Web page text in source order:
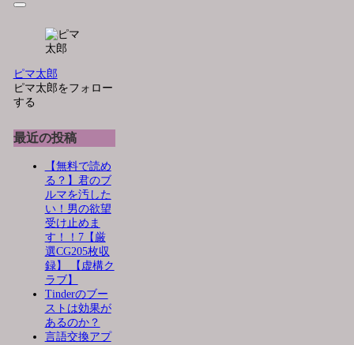
ピマ太郎
ピマ太郎をフォロー
する
最近の投稿
【無料で読め
る？】君のブ
ルマを汚した
い！男の欲望
受け止めま
す！！7【厳
選CG205枚収
録】 【虚構ク
ラブ】
Tinderのブー
ストは効果が
あるのか？
言語交換アプ